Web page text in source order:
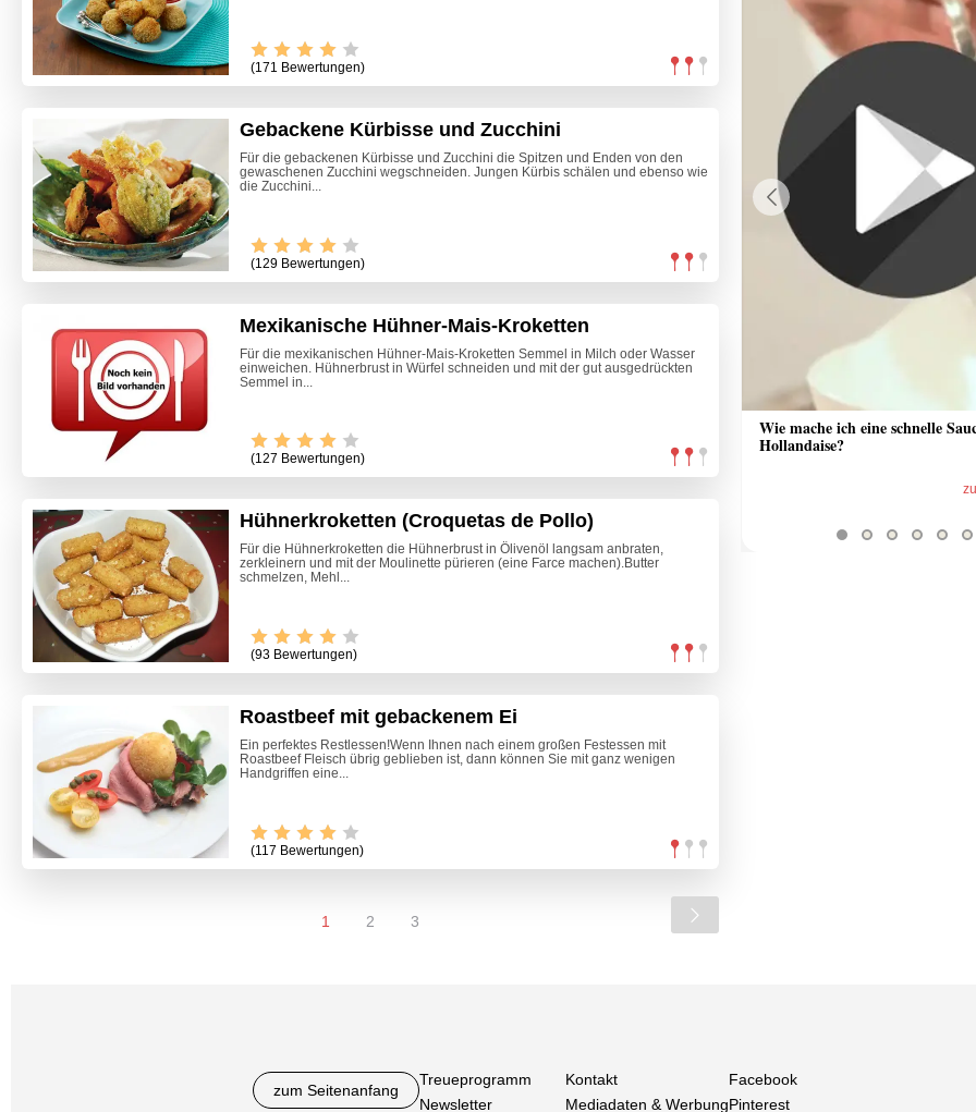
(171 Bewertungen)
Gebackene Kürbisse und Zucchini
Für die gebackenen Kürbisse und Zucchini die Spitzen und Enden von den
gewaschenen Zucchini wegschneiden. Jungen Kürbis schälen und ebenso wie
die Zucchini...
(129 Bewertungen)
Mexikanische Hühner-Mais-Kroketten
Für die mexikanischen Hühner-Mais-Kroketten Semmel in Milch oder Wasser
einweichen. Hühnerbrust in Würfel schneiden und mit der gut ausgedrückten
Semmel in...
(127 Bewertungen)
Hühnerkroketten (Croquetas de Pollo)
Für die Hühnerkroketten die Hühnerbrust in Ölivenöl langsam anbraten,
zerkleinern und mit der Moulinette pürieren (eine Farce machen).Butter
schmelzen, Mehl...
(93 Bewertungen)
Roastbeef mit gebackenem Ei
Ein perfektes Restlessen!Wenn Ihnen nach einem großen Festessen mit
Roastbeef Fleisch übrig geblieben ist, dann können Sie mit ganz wenigen
Handgriffen eine...
(117 Bewertungen)
1 2 3
Wie mache ich eine schnelle
Hollandaise?
Previous
zum Seitenanfang
Treueprogramm
Newsletter
Kontakt
Mediadaten & Werbung
Facebook
Pinterest